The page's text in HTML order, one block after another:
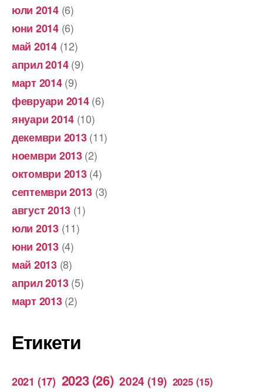
юли 2014(6)
юни 2014(6)
май 2014(12)
април 2014(9)
март 2014(9)
февруари 2014(6)
януари 2014 (10)
декември 2013(11)
ноември 2013(2)
октомври 2013(4)
септември 2013 (3)
август 2013 (1)
юли 2013(11)
юни 2013(4)
май 2013(8)
април 2013(5)
март 2013(2)
Етикети
2021 (17) 2023 (26) 2024 (19) 2025 (15)